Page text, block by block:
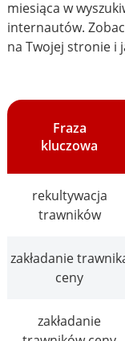
miesiąca w
internautów.
na Twojej stronie i
Fraza
kluczowa
rekultywacja
trawników
zakładanie
ceny
zakładanie